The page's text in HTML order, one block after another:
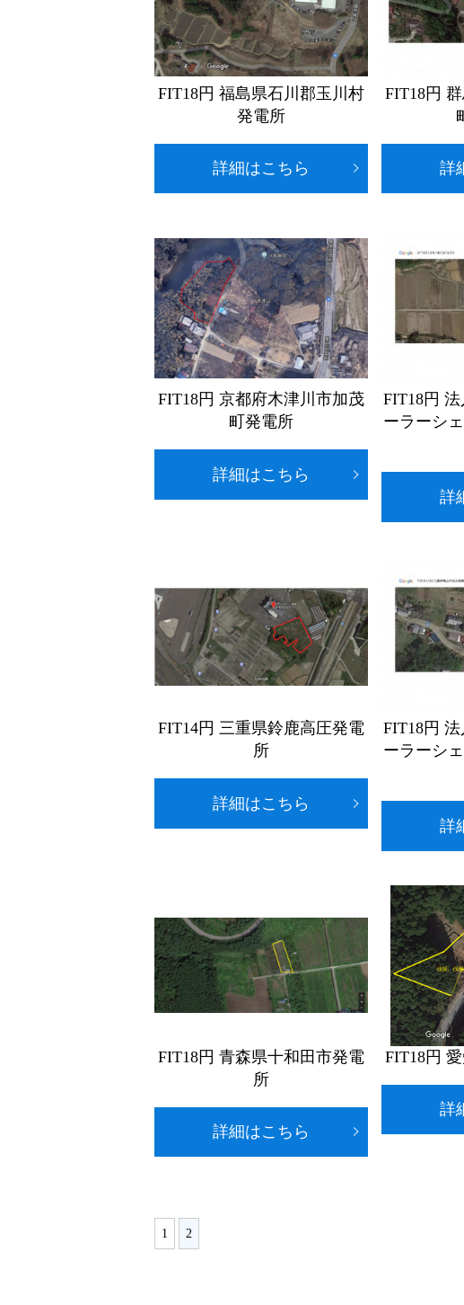
FIT18円 福島県石川郡玉川村
発電所
詳細はこちら
FIT18円
詳
FIT18円 京都府木津川市加茂
町発電所
詳細はこちら
FIT18円
ーラーシ
詳
FIT14円 三重県鈴鹿高圧発電
所
詳細はこちら
FIT18円
ーラーシ
詳
FIT18円 青森県十和田市発電
所
詳細はこちら
FIT18円
詳
1 2